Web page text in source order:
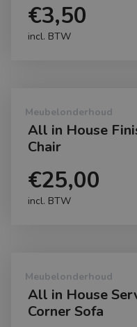
€3,50
incl. BTW
Meubelonderhoud
All in House
Chair
€25,00
incl. BTW
Meubelonderhoud
All in House
Corner Sofa